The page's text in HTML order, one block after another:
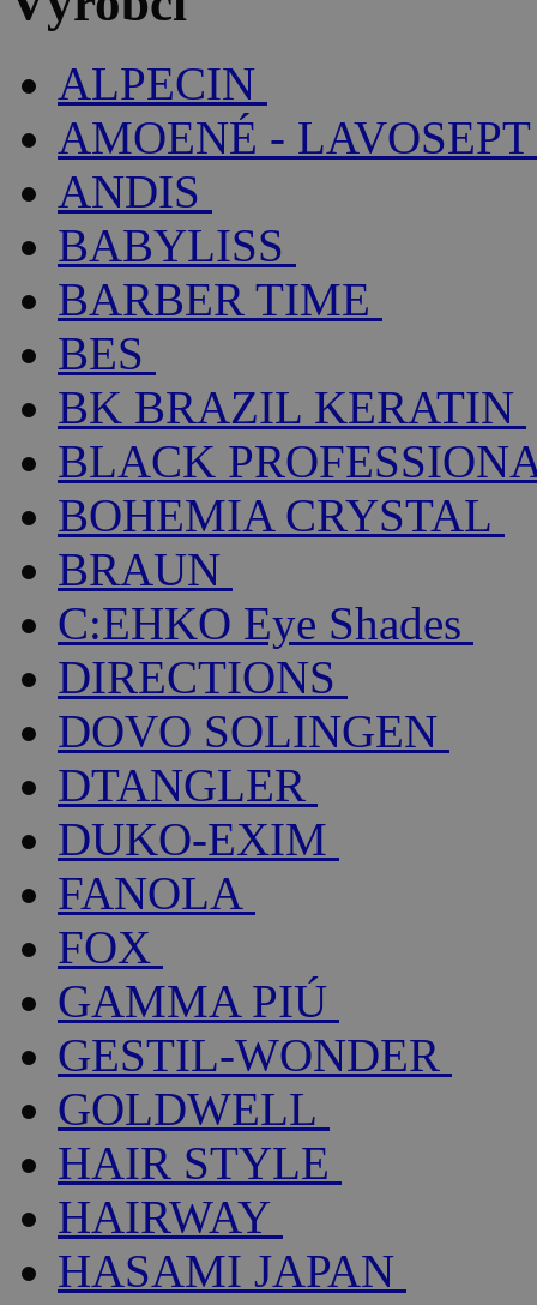
ALPECIN
AMOENÉ - LAVOSEPT
ANDIS
BABYLISS
BARBER TIME
BES
BK BRAZIL KERATIN
BLACK
BOHEMIA CRYSTAL
BRAUN
C:EHKO Eye Shades
DIRECTIONS
DOVO SOLINGEN
DTANGLER
DUKO-EXIM
FANOLA
FOX
GAMMA PIÚ
GESTIL-WONDER
GOLDWELL
HAIR STYLE
HAIRWAY
HASAMI JAPAN